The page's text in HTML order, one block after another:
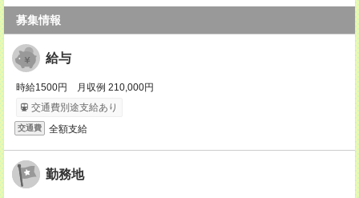
募集情報
給与
時給1500円 月収例 210,000円
交通費別途支給あり
交通費 全額支給
勤務地